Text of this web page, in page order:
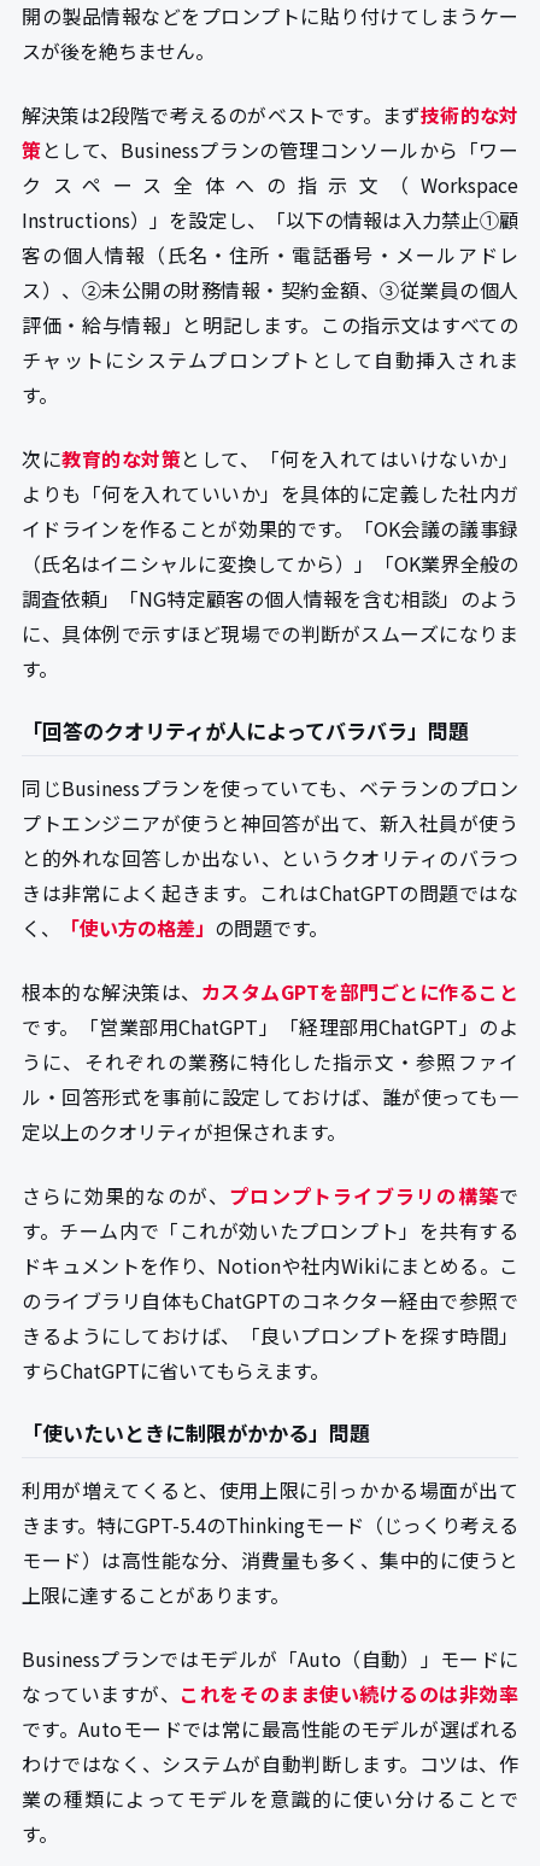
開の製品情報などをプロンプトに貼り付けてしまうケー
スが後を絶ちません。
解決策は2段階で考えるのがベストです。まず技術的な対
策として、Businessプランの管理コンソールから「ワー
クスペース全体への指示文（Workspace
Instructions）」を設定し、「以下の情報は入力禁止①顧
客の個人情報（氏名・住所・電話番号・メールアドレ
ス）、②未公開の財務情報・契約金額、③従業員の個人
評価・給与情報」と明記します。この指示文はすべての
チャットにシステムプロンプトとして自動挿入されま
す。
次に教育的な対策として、「何を入れてはいけないか」
よりも「何を入れていいか」を具体的に定義した社内ガ
イドラインを作ることが効果的です。「OK会議の議事録
（氏名はイニシャルに変換してから）」「OK業界全般の
調査依頼」「NG特定顧客の個人情報を含む相談」のよう
に、具体例で示すほど現場での判断がスムーズになりま
す。
「回答のクオリティが人によってバラバラ」問題
同じBusinessプランを使っていても、ベテランのプロン
プトエンジニアが使うと神回答が出て、新入社員が使う
と的外れな回答しか出ない、というクオリティのバラつ
きは非常によく起きます。これはChatGPTの問題ではな
く、
「使い方の格差」 の問題です。
根本的な解決策は、 カスタムGPTを部門ごとに作ること
です。「営業部用ChatGPT」「経理部用ChatGPT」のよ
うに、それぞれの業務に特化した指示文・参照ファイ
ル・回答形式を事前に設定しておけば、誰が使っても一
定以上のクオリティが担保されます。
さらに効果的なのが、 プロンプトライブラリの構築で
す。チーム内で「これが効いたプロンプト」を共有する
ドキュメントを作り、Notionや社内Wikiにまとめる。こ
のライブラリ自体もChatGPTのコネクター経由で参照で
きるようにしておけば、「良いプロンプトを探す時間」
すらChatGPTに省いてもらえます。
「使いたいときに制限がかかる」問題
利用が増えてくると、使用上限に引っかかる場面が出て
きます。特にGPT-5.4のThinkingモード（じっくり考える
モード）は高性能な分、消費量も多く、集中的に使うと
上限に達することがあります。
Businessプランではモデルが「Auto（自動）」モードに
なっていますが、 これをそのまま使い続けるのは非効率
です。Autoモードでは常に最高性能のモデルが選ばれる
わけではなく、システムが自動判断します。コツは、作
業の種類によってモデルを意識的に使い分けることで
す。